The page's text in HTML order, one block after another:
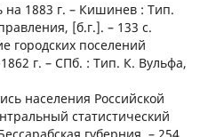
на 1883 г. – Кишинев : Тип.
[б.г.]. – 133 с.
городских поселений
г. – СПб. : Тип. К. Вульфа,
населения Российской
статистический